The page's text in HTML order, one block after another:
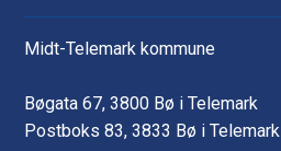
Midt-Telemark kommune
Bøgata 67, 3800 Bø i Telemark
Postboks 83, 3833 Bø i Telemark